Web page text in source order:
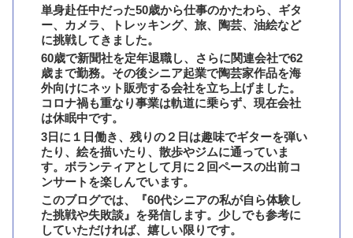
単身赴任中だった50歳から仕事のかたわら、ギタ
ー、カメラ、トレッキング、旅、陶芸、油絵など
に挑戦してきました。
60歳で新聞社を定年退職し、さらに関連会社で62
歳まで勤務。その後シニア起業で陶芸家作品を海
外向けにネット販売する会社を立ち上げました。
コロナ禍も重なり事業は軌道に乗らず、現在会社
は休眠中です。
3日に１日働き、残りの２日は趣味でギターを弾い
たり、絵を描いたり、散歩やジムに通っていま
す。ボランティアとして月に２回ペースの出前コ
ンサートを楽しんでいます。
このブログでは、『60代シニアの私が自ら体験し
た挑戦や失敗談』を発信します。少しでも参考に
していただければ、嬉しい限りです。